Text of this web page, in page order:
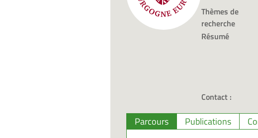
Thèmes de
recherche
Résumé
Contact :
Parcours Publications